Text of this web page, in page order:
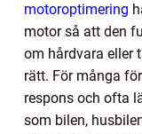
motoroptimering
motor så att den
om hårdvara eller
rätt. För många
respons och ofta
som bilen,